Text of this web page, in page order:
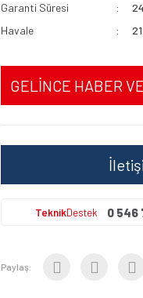
Garanti Süresi
Havale
GELİNCE HABER
TeknikDestek 0 546
Paylaş: